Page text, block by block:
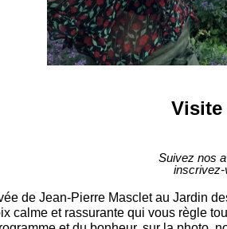
Visite
Suivez nos
de Jean-Pierre Masclet au Jardin
calme et rassurante qui vous règle